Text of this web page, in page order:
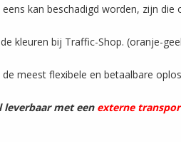
kan beschadigd worden, zijn die
kleuren bij Traffic-Shop. (oranje-
meest flexibele en betaalbare
leverbaar met een externe